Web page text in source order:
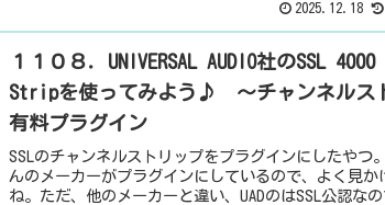
2025.12.18
１１０８．UNIVERSAL AUDIO社のSSL 4000
Stripを使ってみよう♪ ～チャンネルス
有料プラグイン
SSLのチャンネルストリップをプラグインにしたやつ
んのメーカーがプラグインにしているので、よく見か
ね。ただ、他のメーカーと違い、UADのはSSL公認な